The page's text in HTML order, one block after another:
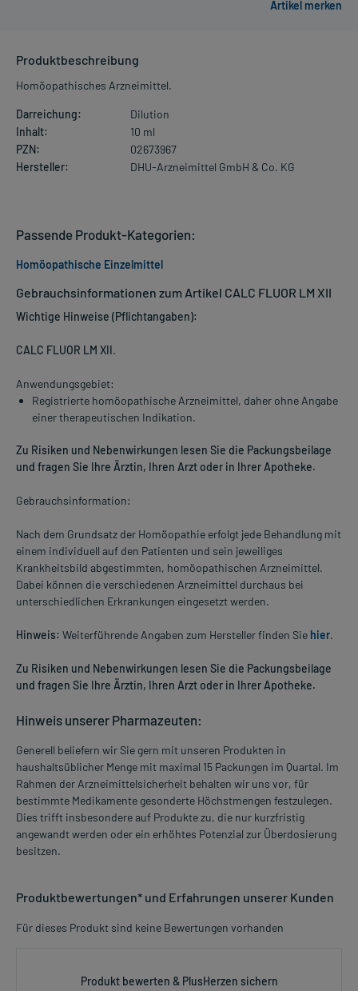
Produktbeschreibung
Homöopathisches Arzneimittel.
Darreichung:
Dilution
Inhalt:
10 ml
PZN:
02673967
Hersteller:
DHU-Arzneimittel GmbH & Co. KG
Gebrauchsinformationen zum Artikel CALC FLUOR LM XII
Wichtige Hinweise (Pflichtangaben):
CALC FLUOR LM XII.
Anwendungsgebiet:
Registrierte homöopathische Arzneimittel, daher ohne Angabe
einer therapeutischen Indikation.
Zu Risiken und Nebenwirkungen lesen Sie die Packungsbeilage
und fragen Sie Ihre Ärztin, Ihren Arzt oder in Ihrer Apotheke.
Gebrauchsinformation:
Nach dem Grundsatz der Homöopathie erfolgt jede Behandlung mit
einem individuell auf den Patienten und sein jeweiliges
Krankheitsbild abgestimmten, homöopathischen Arzneimittel.
Dabei können die verschiedenen Arzneimittel durchaus bei
unterschiedlichen Erkrankungen eingesetzt werden.
Hinweis: Weiterführende Angaben zum Hersteller finden Sie hier.
Zu Risiken und Nebenwirkungen lesen Sie die Packungsbeilage
und fragen Sie Ihre Ärztin, Ihren Arzt oder in Ihrer Apotheke.
Hinweis unserer Pharmazeuten:
Generell beliefern wir Sie gern mit unseren Produkten in
haushaltsüblicher Menge mit maximal 15 Packungen im Quartal. Im
Rahmen der Arzneimittelsicherheit behalten wir uns vor, für
bestimmte Medikamente gesonderte Höchstmengen festzulegen.
Dies trifft insbesondere auf Produkte zu, die nur kurzfristig
angewandt werden oder ein erhöhtes Potenzial zur Überdosierung
besitzen.
Produktbewertungen* und Erfahrungen unserer Kunden
Für dieses Produkt sind keine Bewertungen vorhanden
Produkt bewerten & PlusHerzen sichern
Passende Produkt-Kategorien:
Homöopathische Einzelmittel